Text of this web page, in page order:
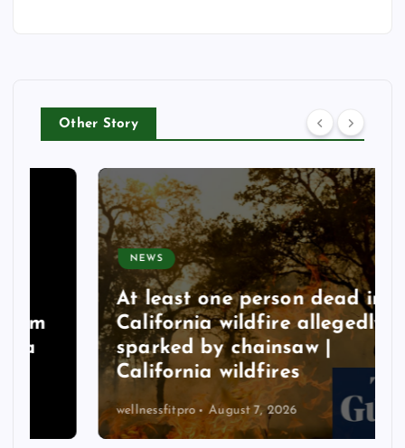
Other Story
At least one person dead in
California wildfire allegedly
sparked by chainsaw |
California wildfires
wellnessfitpro August 7, 2026